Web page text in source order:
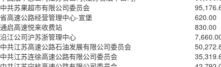
中共苏果超市有限公司委员会
省高速公路经营管理中心-宣堡
620.00
通启高速悦来收费站
830.00
沿江公司沪苏浙管理中心
中共江苏高速公路石油发展有限公司委员会
中共江苏连徐高速公路有限公司委员会